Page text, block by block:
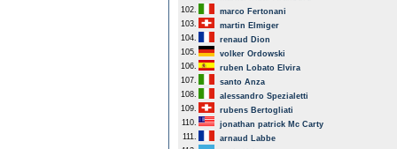
102.
marco Fertonani
103.
martin Elmiger
104.
renaud Dion
105.
volker Ordowski
106.
ruben Lobato Elvira
107.
santo Anza
108.
alessandro Spezialetti
109.
rubens Bertogliati
110.
jonathan patrick Mc Carty
111.
arnaud Labbe